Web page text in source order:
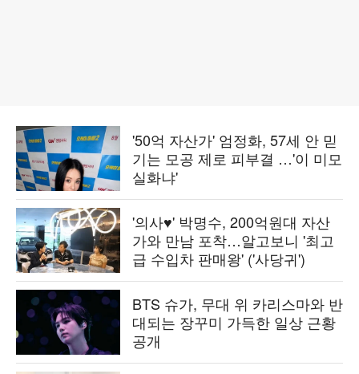
'50억 자산가' 엄정화, 57세 안 믿
기는 모공 제로 피부결 …'이 미모
실화냐'
'의사♥' 박명수, 200억원대 자산
가와 만남 포착…알고보니 '최고
급 수입차 판매왕' ('사당귀')
BTS 슈가, 무대 위 카리스마와 반
대되는 장꾸미 가득한 일상 근황
공개